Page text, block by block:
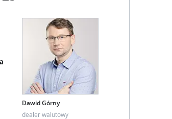
Dawid Górny
dealer walutowy